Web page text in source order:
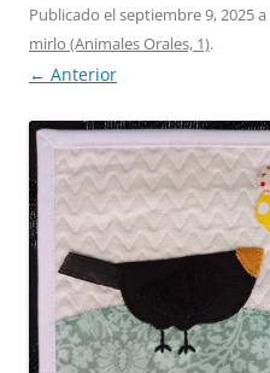
Publicado elseptiembre 9, 2025a
mirlo (Animales Orales, 1).
← Anterior